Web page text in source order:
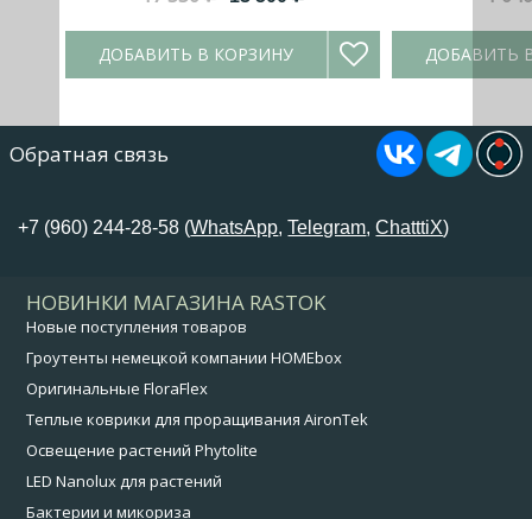
ДОБАВИТЬ В КОРЗИНУ ДОБАВИТЬ
Обратная связь
+7 (960) 244-28-58 (WhatsApp,Telegram,ChatttiX)
НОВИНКИ МАГАЗИНА RASTOK
Новые поступления товаров
Гроутенты немецкой компании HOMEbox
Оригинальные FloraFlex
Теплые коврики для проращивания AironTek
Освещение растений Phytolite
LED Nanolux для растений
Бактерии и микориза